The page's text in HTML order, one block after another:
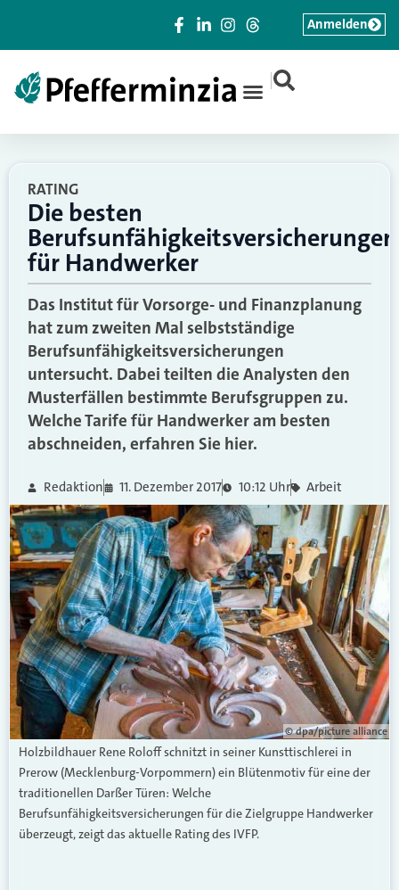
|
Anmelden
RATING
Die besten
Berufsunfähigkeitsversicherungen
für Handwerker
Das Institut für Vorsorge- und Finanzplanung
hat zum zweiten Mal selbstständige
Berufsunfähigkeitsversicherungen
untersucht. Dabei teilten die Analysten den
Musterfällen bestimmte Berufsgruppen zu.
Welche Tarife für Handwerker am besten
abschneiden, erfahren Sie hier.
Redaktion 11. Dezember 2017 10:12 Uhr Arbeit
© dpa/picture alliance
Holzbildhauer Rene Roloff schnitzt in seiner Kunsttischlerei in
Prerow (Mecklenburg-Vorpommern) ein Blütenmotiv für eine der
traditionellen Darßer Türen: Welche
Berufsunfähigkeitsversicherungen für die Zielgruppe Handwerker
überzeugt, zeigt das aktuelle Rating des IVFP.